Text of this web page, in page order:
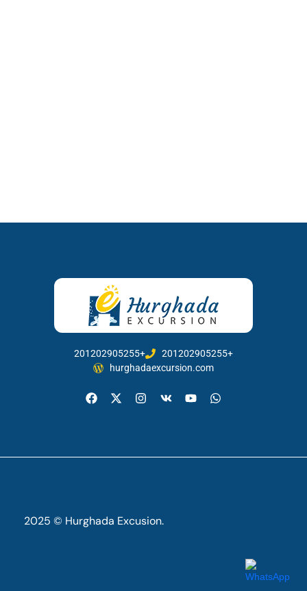
201202905255+
201202905255+
hurghadaexcursion.com
2025 © Hurghada Excusion.